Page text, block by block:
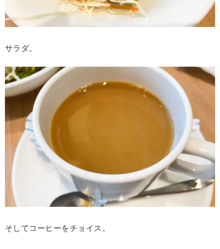
サラダ。
そしてコーヒーをチョイス。